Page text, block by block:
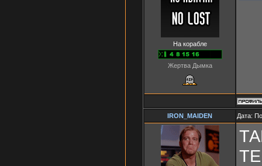
На корабле
Жертва Дымка
IRON_MAIDEN Дата: